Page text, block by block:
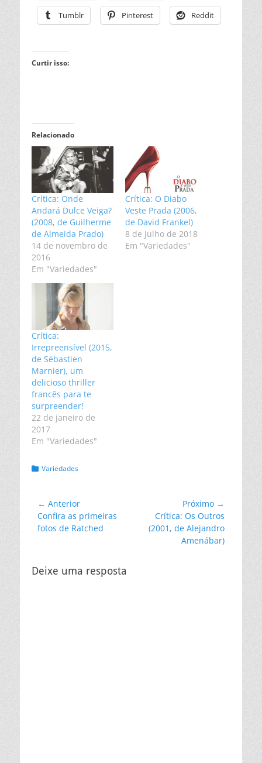
Tumblr Pinterest Reddit
Curtir isso:
Relacionado
Crítica: Onde
Andará Dulce Veiga?
(2008, de Guilherme
de Almeida Prado)
14 de novembro de
2016
Em "Variedades"
Crítica: O Diabo
Veste Prada (2006,
de David Frankel)
8 de julho de 2018
Em "Variedades"
Crítica:
Irrepreensível (2015,
de Sébastien
Marnier), um
delicioso thriller
francês para te
surpreender!
22 de janeiro de
2017
Em "Variedades"
Categorias:
Variedades
Navegação
de
Post
← Anterior
Post
anterior:
Confira as primeiras
fotos de Ratched
Próximo →
Próximo
post:
Crítica: Os Outros
(2001, de Alejandro
Amenábar)
Deixe uma resposta